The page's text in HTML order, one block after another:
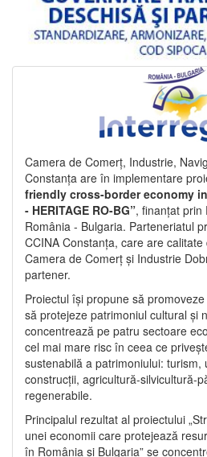
Camera de Comerț, Industrie,
Constanța are în implementare
friendly cross-border economy
- HERITAGE RO-BG”, finanțat prin
România - Bulgaria. Parteneriatul
CCINA Constanța, care are
Camera de Comerț și Industrie
partener.
Proiectul își propune să
să protejeze patrimoniul cultural și
concentrează pe patru sectoare
cel mai mare risc în ceea ce
sustenabilă a patrimoniului: turism,
construcții, agricultură-silvicultură-
regenerabile.
Principalul rezultat al proiectului
unei economii care protejează
în România și Bulgaria” se